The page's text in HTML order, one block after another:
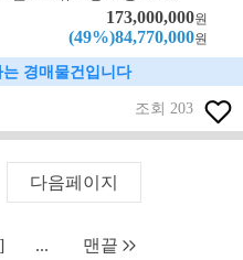
173,000,000원
(49%)84,770,000원
경매물건입니다
조회 203
다음페이지
... 맨끝